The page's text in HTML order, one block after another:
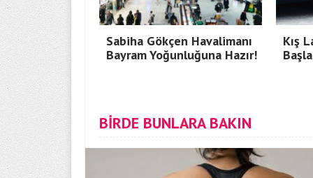
Sabiha Gökçen Havalimanı
Bayram Yoğunluğuna Hazır!
Kış
BİRDE BUNLARA BAKIN